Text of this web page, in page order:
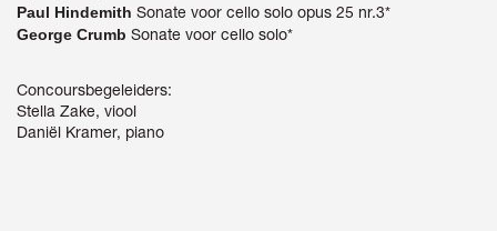
Paul Hindemith Sonate voor cello solo opus 25 nr.3*
George Crumb Sonate voor cello solo*
Concoursbegeleiders:
Stella Zake, viool
Daniël Kramer, piano